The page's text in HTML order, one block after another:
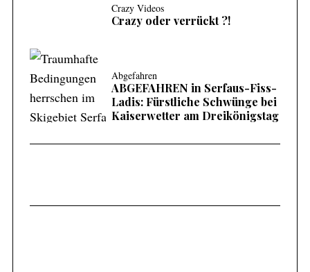
Crazy Videos
Crazy oder verrückt ?!
Abgefahren
ABGEFAHREN in Serfaus-Fiss-
Ladis: Fürstliche Schwünge bei
Kaiserwetter am Dreikönigstag